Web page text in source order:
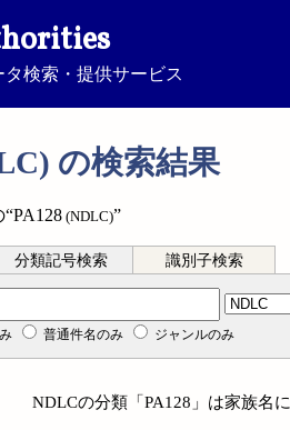
検索・提供サービス
の検索結果
(NDLC)”
分類記号検索 識別子検索
普通件名のみ ジャンルのみ
NDLCの分類「PA128」は家族名